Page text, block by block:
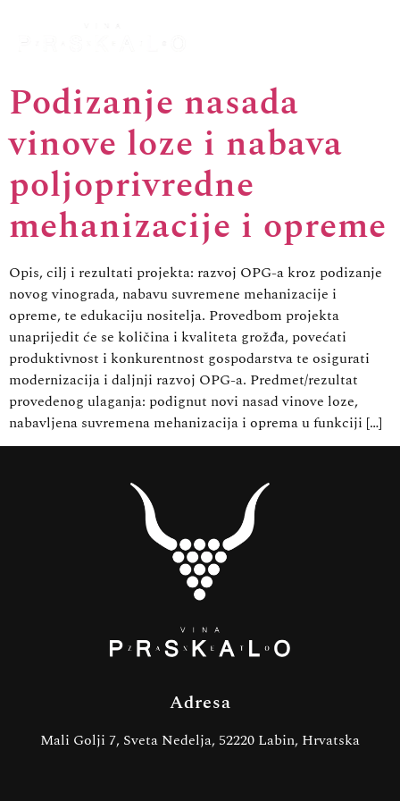
Podizanje nasada
vinove loze i nabava
poljoprivredne
mehanizacije i opreme
Opis, cilj i rezultati projekta: razvoj OPG-a kroz podizanje
novog vinograda, nabavu suvremene mehanizacije i
opreme, te edukaciju nositelja. Provedbom projekta
unaprijedit će se količina i kvaliteta grožđa, povećati
produktivnost i konkurentnost gospodarstva te osigurati
modernizacija i daljnji razvoj OPG-a. Predmet/rezultat
provedenog ulaganja: podignut novi nasad vinove loze,
nabavljena suvremena mehanizacija i oprema u funkciji […]
Adresa
Mali Golji 7, Sveta Nedelja, 52220 Labin, Hrvatska